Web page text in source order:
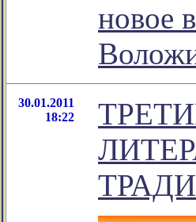
новое
30.01.2011
18:22